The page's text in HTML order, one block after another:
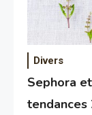
Divers
Sephora
tendances